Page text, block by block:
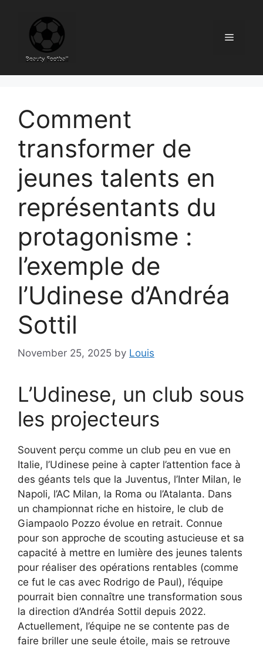
content
Menu
Comment
transformer de
jeunes talents en
représentants du
protagonisme :
l’exemple de
l’Udinese d’Andréa
Sottil
November 25, 2025 by Louis
L’Udinese, un club sous
les projecteurs
Souvent perçu comme un club peu en vue en
Italie, l’Udinese peine à capter l’attention face à
des géants tels que la Juventus, l’Inter Milan, le
Napoli, l’AC Milan, la Roma ou l’Atalanta. Dans
un championnat riche en histoire, le club de
Giampaolo Pozzo évolue en retrait. Connue
pour son approche de scouting astucieuse et sa
capacité à mettre en lumière des jeunes talents
pour réaliser des opérations rentables (comme
ce fut le cas avec Rodrigo de Paul), l’équipe
pourrait bien connaître une transformation sous
la direction d’Andréa Sottil depuis 2022.
Actuellement, l’équipe ne se contente pas de
faire briller une seule étoile, mais se retrouve